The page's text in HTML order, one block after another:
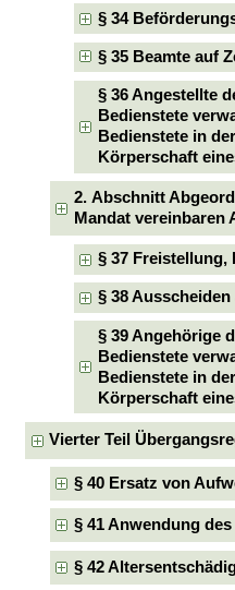
§ 34
§ 35 Beamte auf
§ 36 Angestellte
Bedienstete
Bedienstete in
Körperschaft
2. Abschnitt
Mandat vereinbaren
§ 37 Freistellung,
§ 38
§ 39 Angehörige
Bedienstete
Bedienstete in
Körperschaft
Vierter Teil
§ 40 Ersatz von
§ 41 Anwendung
§ 42